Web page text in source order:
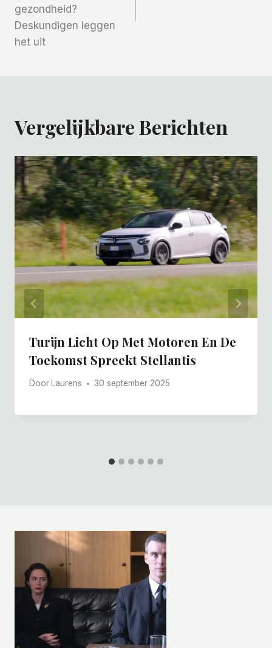
gezondheid?
Deskundigen leggen
het uit
Vergelijkbare Berichten
Turijn Licht Op Met Motoren En De
Toekomst Spreekt Stellantis
Door Laurens 30 september 2025